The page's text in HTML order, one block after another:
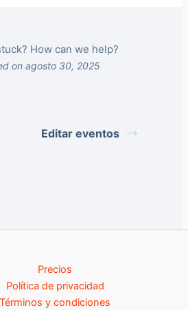
How can we help?
on agosto 30, 2025
Editar eventos
Precios
Política de privacidad
Términos y condiciones